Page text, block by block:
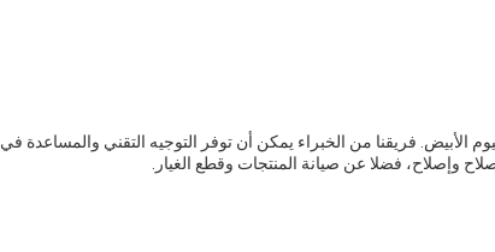
الأبيض. فريقنا من الخبراء يمكن أن توفر التوجيه التقني والمساعدة في
وإصلاح، فضلا عن صيانة المنتجات وقطع الغيار.